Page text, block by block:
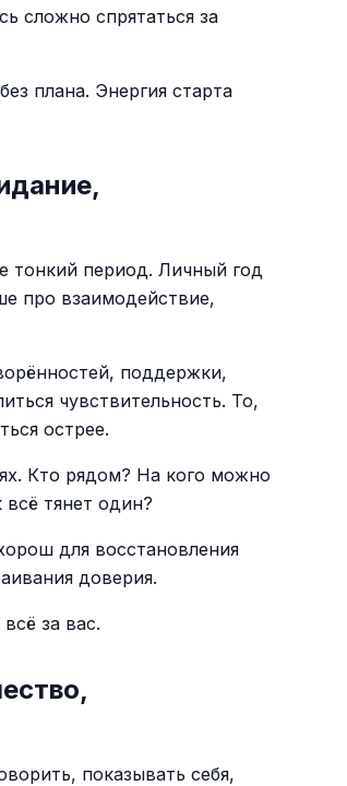
сложно спрятаться за
плана. Энергия старта
тонкий период. Личный год
про взаимодействие,
поддержки,
чувствительность. То,
острее.
Кто рядом? На кого можно
всё тянет один?
для восстановления
доверия.
за вас.
показывать себя,